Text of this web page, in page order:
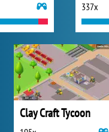
337x
Clay Craft Tycoon